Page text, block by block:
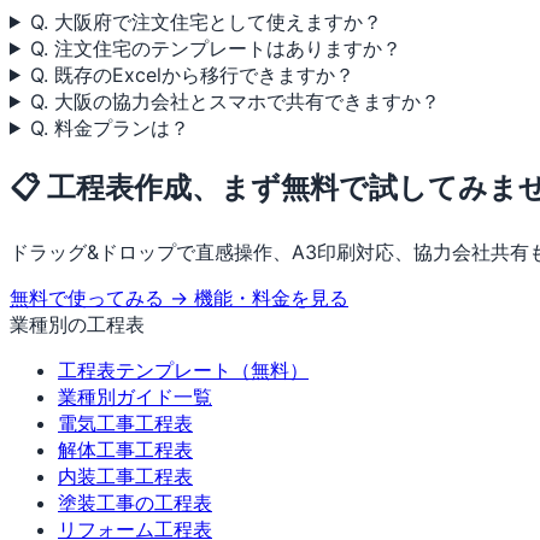
Q. 大阪府で注文住宅として使えますか？
Q. 注文住宅のテンプレートはありますか？
Q. 既存のExcelから移行できますか？
Q. 大阪の協力会社とスマホで共有できますか？
Q. 料金プランは？
📋 工程表作成、まず無料で試してみま
ドラッグ&ドロップで直感操作、A3印刷対応、協力会社共有
無料で使ってみる → 機能・料金を見る
業種別の工程表
工程表テンプレート（無料）
業種別ガイド一覧
電気工事工程表
解体工事工程表
内装工事工程表
塗装工事の工程表
リフォーム工程表